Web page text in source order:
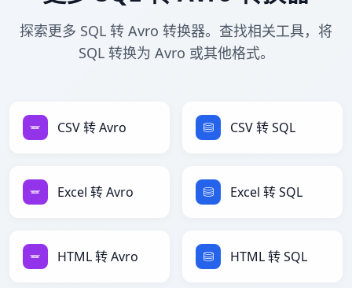
探索更多 SQL 转 Avro 转换器。查找相关工具，将
SQL 转换为 Avro 或其他格式。
CSV 转 Avro CSV 转 SQL
Excel 转 Avro Excel 转 SQL
HTML 转 Avro HTML 转 SQL